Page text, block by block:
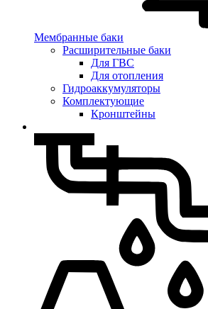
Мембранные баки
Расширительные баки
Для ГВС
Для отопления
Гидроаккумуляторы
Комплектующие
Кронштейны